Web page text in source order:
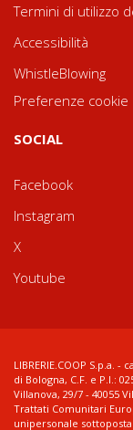
Termini di utilizzo
Accessibilità
WhistleBlowing
Preferenze cookie
SOCIAL
Facebook
Instagram
X
Youtube
LIBRERIE.COOP S.p.a.
di Bologna, C.F. e P.I.:
Villanova, 29/7 - 40055
Trattati Comunitari
unipersonale